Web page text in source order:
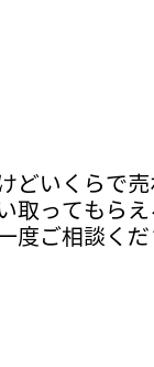
どいくらで
取ってもら
度ご相談くだ